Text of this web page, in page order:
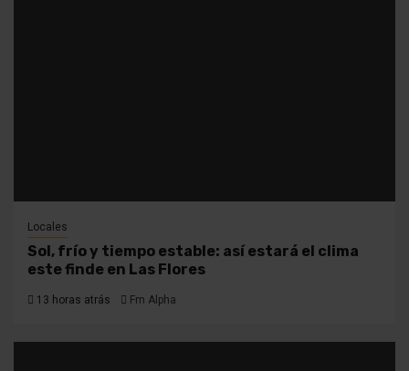
Locales
Sol, frío y tiempo estable: así estará el clima
este finde en Las Flores
13 horas atrás Fm Alpha